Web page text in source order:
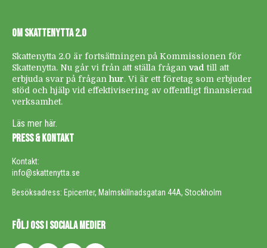
OM SKATTENYTTA 2.0
Skattenytta 2.0 är fortsättningen på Kommissionen för
Skattenytta. Nu går vi från att ställa frågan vad till att
erbjuda svar på frågan hur. Vi är ett företag som erbjuder
stöd och hjälp vid effektivisering av offentligt finansierad
verksamhet.
Läs mer här.
PRESS & KONTAKT
Kontakt:
info@skattenytta.se
Besöksadress: Epicenter, Malmskillnadsgatan 44A, Stockholm
FÖLJ OSS I SOCIALA MEDIER